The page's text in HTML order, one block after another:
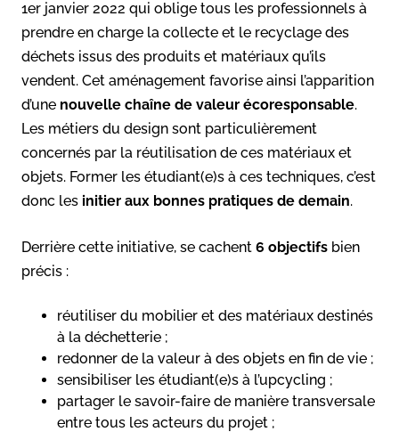
1er janvier 2022 qui oblige tous les professionnels à
prendre en charge la collecte et le recyclage des
déchets issus des produits et matériaux qu’ils
vendent. Cet aménagement favorise ainsi l’apparition
d’une nouvelle chaîne de valeur écoresponsable.
Les métiers du design sont particulièrement
concernés par la réutilisation de ces matériaux et
objets. Former les étudiant(e)s à ces techniques, c’est
donc les initier aux bonnes pratiques de demain.
Derrière cette initiative, se cachent 6 objectifs bien
précis :
réutiliser du mobilier et des matériaux destinés
à la déchetterie ;
redonner de la valeur à des objets en fin de vie ;
sensibiliser les étudiant(e)s à l’upcycling ;
partager le savoir-faire de manière transversale
entre tous les acteurs du projet ;